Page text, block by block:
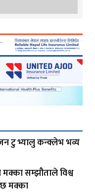
टु भ्यालु कन्क्लेभ भव्य
मक्का सम्झौताले विश्व
मक्का